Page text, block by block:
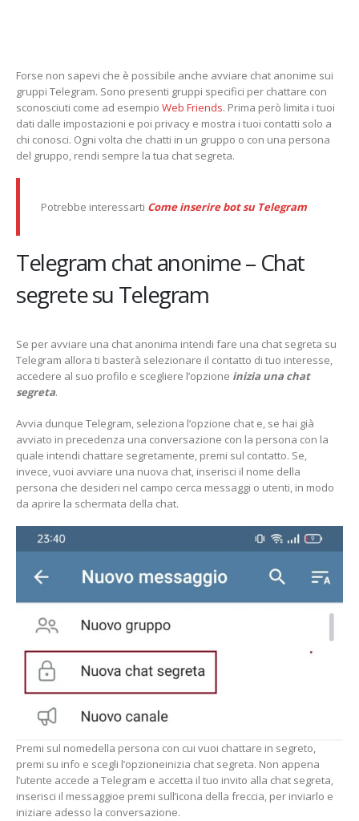
Forse non sapevi che è possibile anche avviare chat anonime sui
gruppi Telegram. Sono presenti gruppi specifici per chattare con
sconosciuti come ad esempio Web Friends. Prima però limita i tuoi
dati dalle impostazioni e poi privacy e mostra i tuoi contatti solo a
chi conosci. Ogni volta che chatti in un gruppo o con una persona
del gruppo, rendi sempre la tua chat segreta.
Potrebbe interessarti Come inserire bot su Telegram
Telegram chat anonime – Chat
segrete su Telegram
Se per avviare una chat anonima intendi fare una chat segreta su
Telegram allora ti basterà selezionare il contatto di tuo interesse,
accedere al suo profilo e scegliere l’opzione inizia una chat
segreta.
Avvia dunque Telegram, seleziona l’opzione chat e, se hai già
avviato in precedenza una conversazione con la persona con la
quale intendi chattare segretamente, premi sul contatto. Se,
invece, vuoi avviare una nuova chat, inserisci il nome della
persona che desideri nel campo cerca messaggi o utenti, in modo
da aprire la schermata della chat.
Premi sul nomedella persona con cui vuoi chattare in segreto,
premi su info e scegli l’opzioneinizia chat segreta. Non appena
l’utente accede a Telegram e accetta il tuo invito alla chat segreta,
inserisci il messaggioe premi sull’icona della freccia, per inviarlo e
iniziare adesso la conversazione.